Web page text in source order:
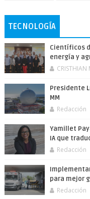
TECNOLOGÍA
Científicos
energía y
CRISTHIAN
Presidente
MM
Redacción
Yamillet
IA que
Redacción
para mejor
Redacción